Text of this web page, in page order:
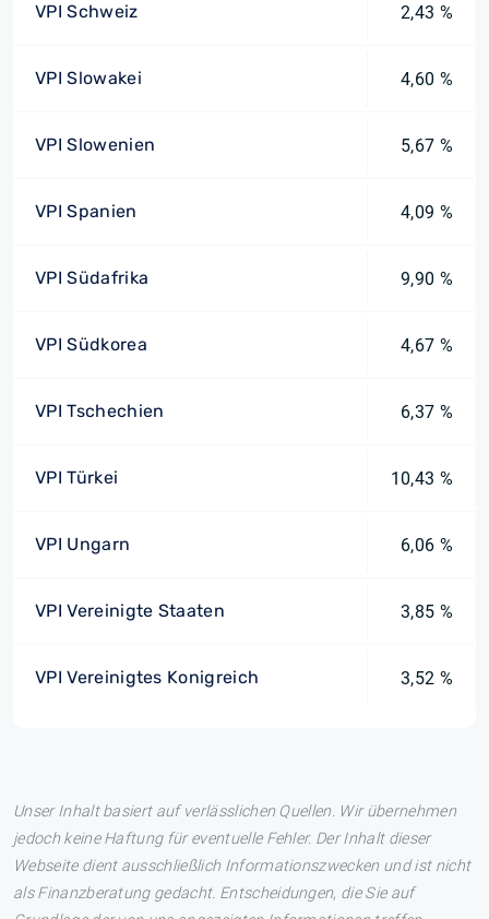
VPI Schweiz 2,43 %
VPI Slowakei 4,60 %
VPI Slowenien 5,67 %
VPI Spanien 4,09 %
VPI Südafrika 9,90 %
VPI Südkorea 4,67 %
VPI Tschechien 6,37 %
VPI Türkei 10,43 %
VPI Ungarn 6,06 %
VPI Vereinigte Staaten 3,85 %
VPI Vereinigtes Konigreich 3,52 %
Unser Inhalt basiert auf verlässlichen Quellen. Wir übernehmen
jedoch keine Haftung für eventuelle Fehler. Der Inhalt dieser
Webseite dient ausschließlich Informationszwecken und ist nicht
als Finanzberatung gedacht. Entscheidungen, die Sie auf